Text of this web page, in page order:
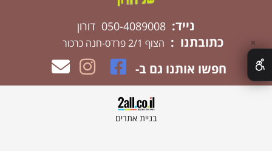
נייד: 050-4089008 דורון
כתובתנו : הצוף 2/1 פרדס-חנה כרכור
חפשו אותנו גם ב-
בניית אתרים
✕